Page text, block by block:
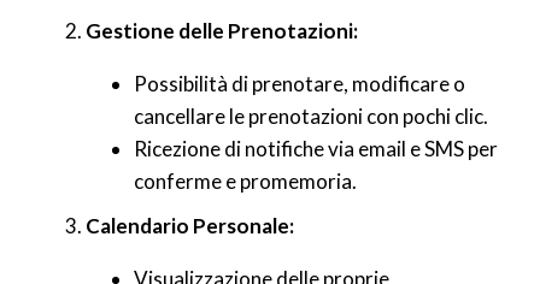
Gestione delle Prenotazioni:
Possibilità di prenotare, modificare o
cancellare le prenotazioni con pochi clic.
Ricezione di notifiche via email e SMS per
conferme e promemoria.
Calendario Personale:
Visualizzazione delle proprie